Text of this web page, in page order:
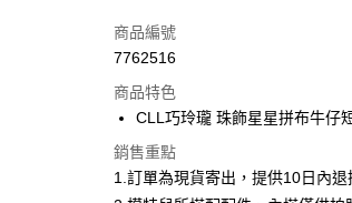
信用卡一次付款
3 期 0 利率 每期 NT$266
合作金庫商業銀行
華南商業銀行
上海商業儲蓄銀行
超商取貨付款
LINE Pay
商品編號
7762516
商品特色
CLL巧玲瓏 珠飾星星拼布牛仔
銷售重點
1.訂單為現貨寄出，提供10日內退